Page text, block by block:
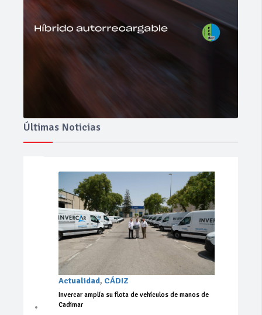
Últimas Noticias
Actualidad, CÁDIZ
Invercar amplía su flota de vehículos de manos de
Cadimar